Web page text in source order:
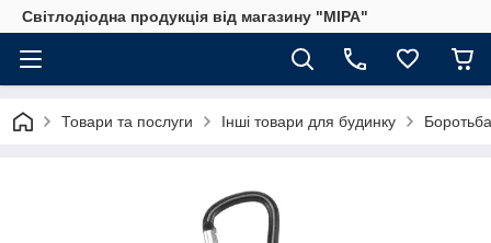
Світлодіодна продукція від магазину "МІРА"
Товари та послуги Інші товари для будинку